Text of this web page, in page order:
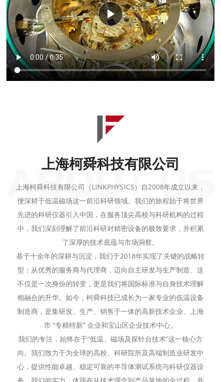
上海柯舜科技有限公司
上海柯舜科技有限公司（LINKPHYSICS）自2008年成立以来，
便深耕于低温磁场这一前沿科研领域。我们的旅程始于将世界
先进的科研仪器引入中国，在服务顶尖高校与科研机构的过程
中，我们深刻理解了前沿科研对精密设备的极致要求，并积累
了深厚的技术底蕴与市场洞察。
基于十余年的深耕与沉淀，我们于2018年实现了关键的战略转
型：从优秀的服务商与代理商，迈向自主研发与生产制造。这
不仅是一次身份的转变，更是我们将国际标准与自身技术理解
相融合的升华。如今，柯舜科技已成长为一家专业的低温设备
制造商，是集研发、生产、销售于一体的高新技术企业、上海
市 “专精特新” 企业和宝山区企业技术中心。
我们的专注，始终在于“低温、磁场及探针台技术”这一核心方
向。我们致力于为全球的高校、科研院所及高端制造业研发中
心，提供性能卓越、稳定可靠的半导体测试系统与科研仪器设